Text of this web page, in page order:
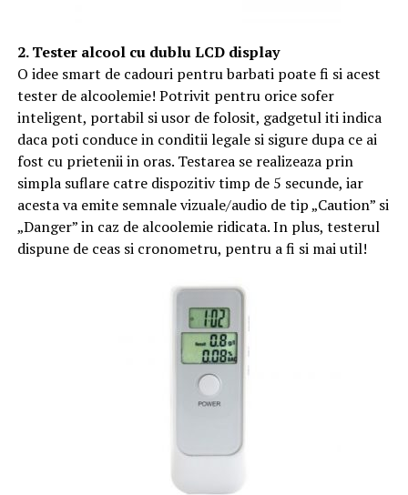
2. Tester alcool cu dublu LCD display
O idee smart de cadouri pentru barbati poate fi si acest
tester de alcoolemie! Potrivit pentru orice sofer
inteligent, portabil si usor de folosit, gadgetul iti indica
daca poti conduce in conditii legale si sigure dupa ce ai
fost cu prietenii in oras. Testarea se realizeaza prin
simpla suflare catre dispozitiv timp de 5 secunde, iar
acesta va emite semnale vizuale/audio de tip „Caution” si
„Danger” in caz de alcoolemie ridicata. In plus, testerul
dispune de ceas si cronometru, pentru a fi si mai util!